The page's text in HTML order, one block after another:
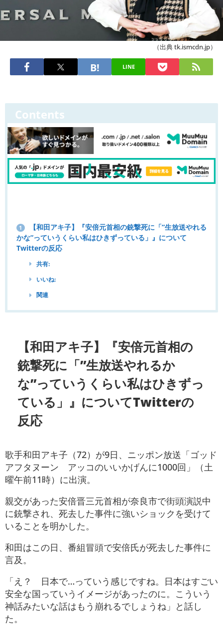
（出典 tk.ismcdn.jp）
LINE
Contents
1
【和田アキ子】『安倍元首相の銃撃死に「”生放送やれる
かな”っていうくらい私はひきずっている」』について
Twitterの反応
共有:
いいね:
関連
【和田アキ子】『安倍元首相の
銃撃死に「”生放送やれるか
な”っていうくらい私はひきずっ
ている」』についてTwitterの
反応
歌手和田アキ子（72）が9日、ニッポン放送「ゴッド
アフタヌーン アッコのいいかげんに1000回」（土
曜午前11時）に出演。
親交があった安倍晋三元首相が奈良市で街頭演説中
に銃撃され、死去した事件に強いショックを受けて
いることを明かした。
和田はこの日、番組冒頭で安倍氏が死去した事件に
言及。
「え？ 日本で…っていう感じですね。日本はすごい
安全な国っていうイメージがあったのに。こういう
神話みたいな話はもう崩れるでしょうね」と話し
た。